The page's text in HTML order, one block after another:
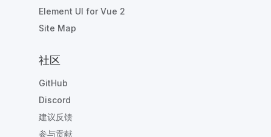
Element UI for Vue 2
Site Map
社区
GitHub
Discord
建议反馈
参与贡献